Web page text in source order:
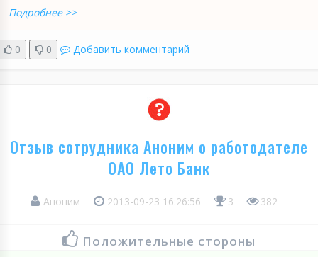
Подробнее >>
0 0 Добавить комментарий
Отзыв сотрудника Аноним о работодателе
ОАО Лето Банк
Аноним 2013-09-23 16:26:56 3 382
Положительные стороны